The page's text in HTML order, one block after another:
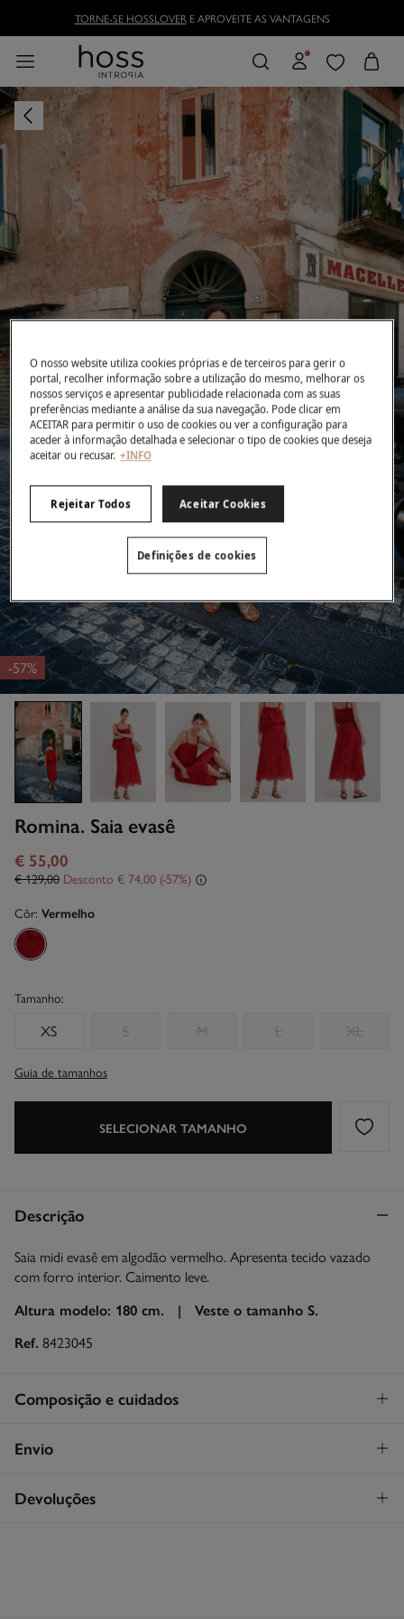
TORNE-SE HOSSLOVERE APROVEITE AS VANTAGENS
-57%
Romina. Saia evasê
€ 55,00
€ 129,00 Desconto € 74,00 57
Côr: Vermelho
Tamanho:
XS S M L XL
Guia de tamanhos
SELECIONAR TAMANHO
Descrição
Saia midi evasê em algodão vermelho. Apresenta tecido vazado
com forro interior. Caimento leve.
Altura modelo: 180 cm. | Veste o tamanho S.
Ref. 8423045
Composição e cuidados
Composição
Cuidados
Envio
STANDARD
Devoluções
O nosso website utiliza cookies próprias e de terceiros para gerir o
portal, recolher informação sobre a utilização do mesmo, melhorar os
nossos serviços e apresentar publicidade relacionada com as suas
preferências mediante a análise da sua navegação. Pode clicar em
ACEITAR para permitir o uso de cookies ou ver a configuração para
aceder à informação detalhada e selecionar o tipo de cookies que deseja
aceitar ou recusar. +INFO
Rejeitar Todos Aceitar Cookies
Definições de cookies